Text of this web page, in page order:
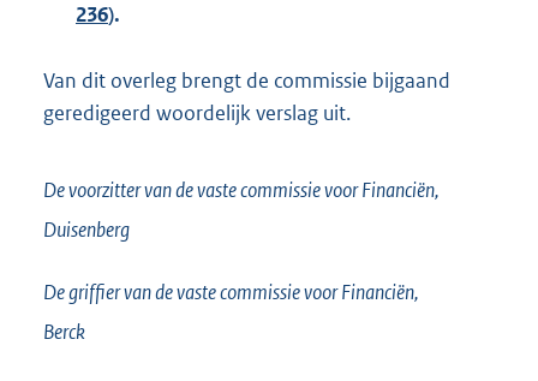
236).
Van dit overleg brengt de commissie bijgaand
geredigeerd woordelijk verslag uit.
De voorzitter van de vaste commissie voor Financiën,
Duisenberg
De griffier van de vaste commissie voor Financiën,
Berck